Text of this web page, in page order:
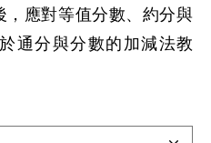
應對等值分數、約分與
通分與分數的加減法教